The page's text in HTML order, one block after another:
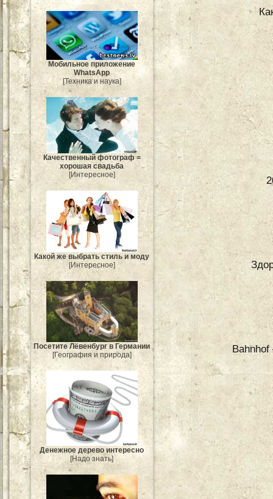
Мобильное приложение
WhatsApp
[Техника и наука]
Качественный фотограф =
хорошая свадьба
[Интересное]
Какой же выбрать стиль и моду
[Интересное]
Посетите Лёвенбург в Германии
[География и природа]
Денежное дерево интересно
[Надо знать]